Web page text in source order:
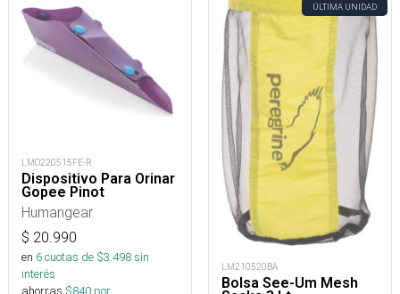
LMO220515FE-R
Dispositivo Para Orinar
Gopee Pinot
Humangear
$ 20.990
en 6cuotas de $3.498sin
interés
ahorras $840 por
ÚLTIMA UNIDAD
LM210520BA
Bolsa See-Um Mesh